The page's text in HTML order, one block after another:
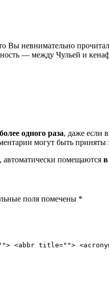
Вы невнимательно
— между Чульей и
одного раза, даже если
могут быть приняты
помещаются
поля помечены *
<abbr title="">